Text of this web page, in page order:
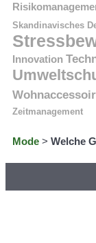
Skandinavisches
Innovation
Zeitmanagement
Mode > Welche